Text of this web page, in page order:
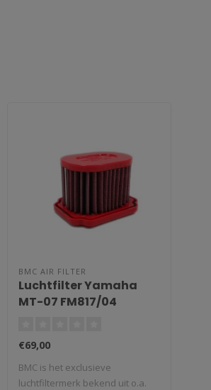
BMC AIR FILTER
Luchtfilter Yamaha
MT-07 FM817/04
€69,00
BMC is het exclusieve
luchtfiltermerk bekend uit o.a.